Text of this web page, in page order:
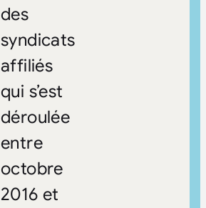
des
syndicats
affiliés
qui s’est
déroulée
entre
octobre
2016 et